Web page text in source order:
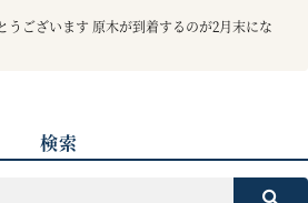
うございます 原木が到着するのが2月末にな
検索